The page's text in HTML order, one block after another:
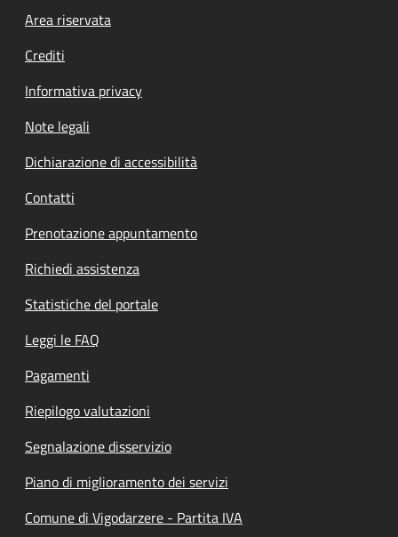
Footer menu
Area riservata
Crediti
Informativa privacy
Note legali
Dichiarazione di accessibilità
Contatti
Prenotazione appuntamento
Richiedi assistenza
Statistiche del portale
Leggi le FAQ
Pagamenti
Riepilogo valutazioni
Segnalazione disservizio
Piano di miglioramento dei servizi
Comune di Vigodarzere - Partita IVA